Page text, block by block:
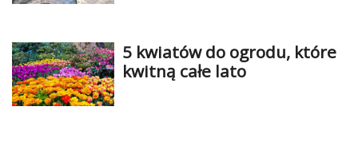
5 kwiatów do ogrodu, które
kwitną całe lato